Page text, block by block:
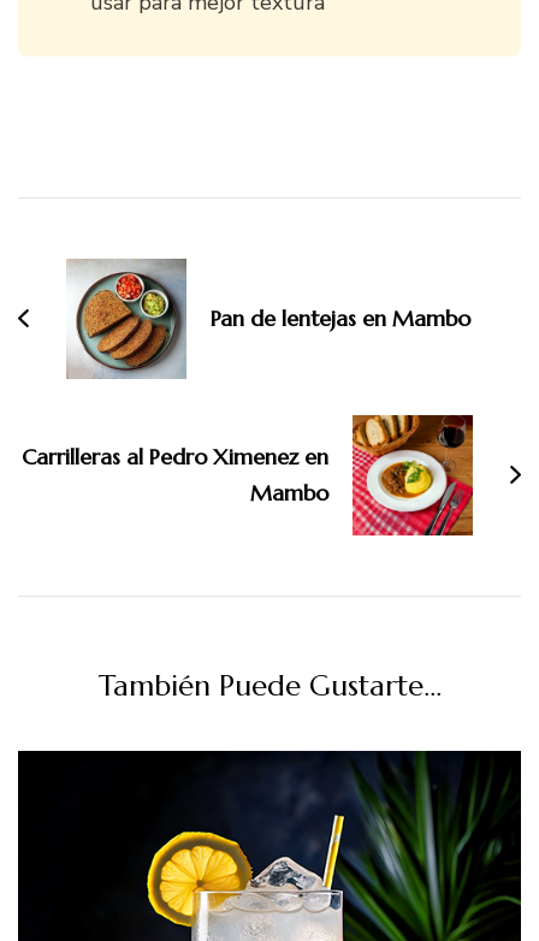
entradas
Pan de lentejas en Mambo
Carrilleras al Pedro Ximenez en
Mambo
También Puede Gustarte...